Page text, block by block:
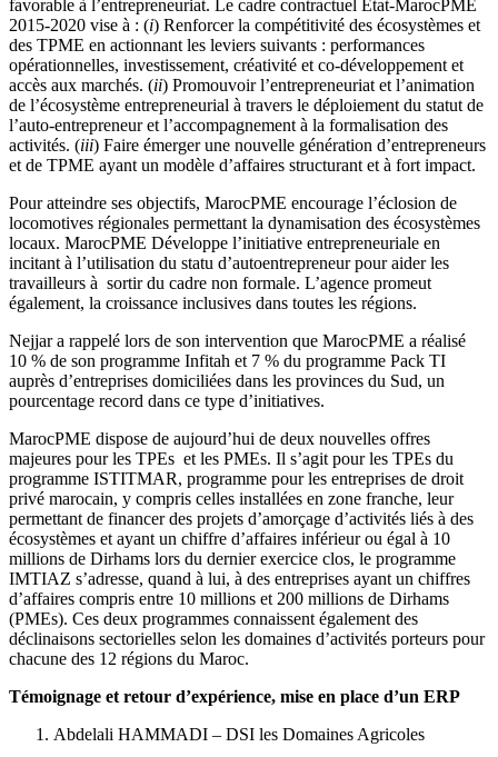
travailleurs à sortir du cadre non formale. L’agence promeut
également, la croissance inclusives dans toutes les régions.
Nejjar a rappelé lors de son intervention que MarocPME a réalisé
10 % de son programme Infitah et 7 % du programme Pack TI
auprès d’entreprises domiciliées dans les provinces du Sud, un
pourcentage record dans ce type d’initiatives.
MarocPME dispose de aujourd’hui de deux nouvelles offres
majeures pour les TPEs et les PMEs. Il s’agit pour les TPEs du
programme ISTITMAR, programme pour les entreprises de droit
privé marocain, y compris celles installées en zone franche, leur
permettant de financer des projets d’amorçage d’activités liés à des
écosystèmes et ayant un chiffre d’affaires inférieur ou égal à 10
millions de Dirhams lors du dernier exercice clos, le programme
IMTIAZ s’adresse, quand à lui, à des entreprises ayant un chiffres
d’affaires compris entre 10 millions et 200 millions de Dirhams
(PMEs). Ces deux programmes connaissent également des
déclinaisons sectorielles selon les domaines d’activités porteurs pour
chacune des 12 régions du Maroc.
Témoignage et retour d’expérience, mise en place d’un ERP
Abdelali HAMMADI – DSI les Domaines Agricoles
La croissance d’une entreprise est aujourd’hui conditionnée par une
utilisation rationalisée de ses propres ressources. Cette rationalité
s’appuie à la fois sur les bonnes pratiques métiers et sur l’utilisation
d’outils managériaux ayant fait leur preuve, les ERPs font partie de
ceux-ci. À travers l’expérience du déploiement d’un ERP au sein de
son organisme « Les Domaines Agricoles », M. Hammadi démontre
une démarche mature permettant d’aboutir à un ERP opérationnel et
répondant aux besoins précis de l’entreprise. En effet, selon M.
Hammadi, un projet ERP est bien au-delà du simple projet
informatique, le facteur humain est une composante clé dans le
déploiement de ce type de solutions. Dans ce contexte, si les
technologies d’aujourd’hui ont acquis la maturité nécessaire
permettant d’éviter nombre de problèmes d’ordre techniques et qui